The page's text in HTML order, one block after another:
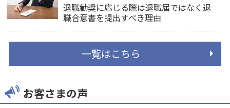
退職勧奨に応じる際は退職届ではなく退
職合意書を提出すべき理由
一覧はこちら
お客さまの声